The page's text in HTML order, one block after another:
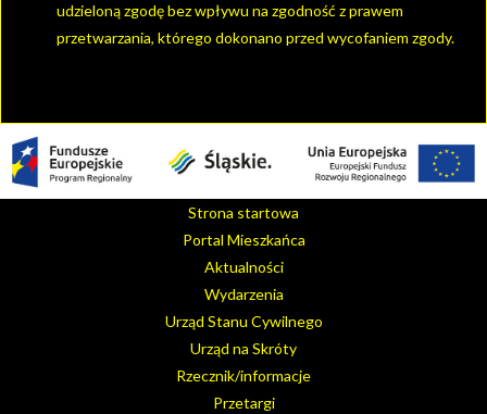
udzieloną zgodę bez wpływu na zgodność z prawem
przetwarzania, którego dokonano przed wycofaniem zgody.
Strona startowa
Portal Mieszkańca
Aktualności
Wydarzenia
Urząd Stanu Cywilnego
Urząd na Skróty
Rzecznik/informacje
Przetargi